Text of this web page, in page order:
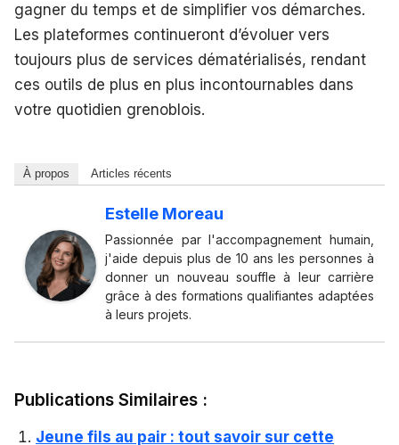
gagner du temps et de simplifier vos démarches.
Les plateformes continueront d’évoluer vers
toujours plus de services dématérialisés, rendant
ces outils de plus en plus incontournables dans
votre quotidien grenoblois.
À propos Articles récents
Estelle Moreau
Passionnée par l'accompagnement humain,
j'aide depuis plus de 10 ans les personnes à
donner un nouveau souffle à leur carrière
grâce à des formations qualifiantes adaptées
à leurs projets.
Publications Similaires :
Jeune fils au pair : tout savoir sur cette